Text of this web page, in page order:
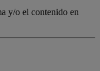
y/o el contenido en